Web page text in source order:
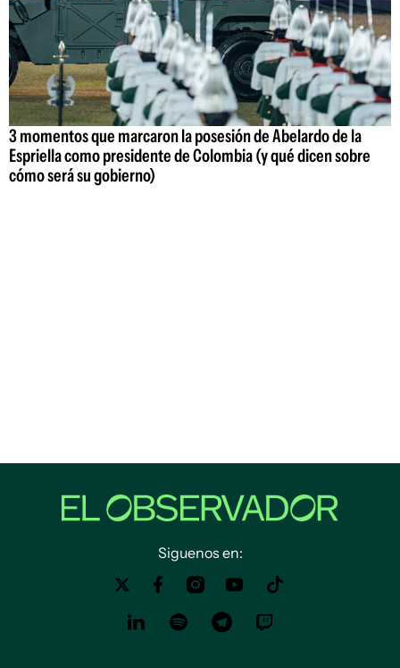
3 momentos que marcaron la posesión de Abelardo de la
Espriella como presidente de Colombia (y qué dicen sobre
cómo será su gobierno)
Siguenos en: